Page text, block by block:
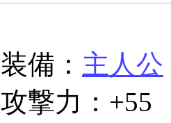
装備： 主人公
攻撃力：+55